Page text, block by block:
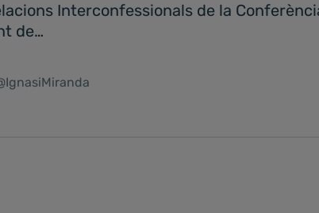
Interconfessionals de la
de…